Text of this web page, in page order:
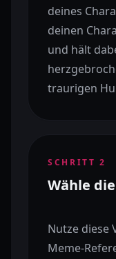
deines
deinen
und hält
traurigen
SCHRITT 2
Wähle
Nutze diese
Meme-